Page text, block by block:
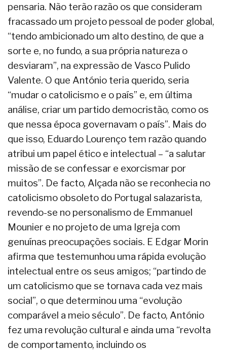
pensaria. Não terão razão os que consideram
fracassado um projeto pessoal de poder global,
“tendo ambicionado um alto destino, de que a
sorte e, no fundo, a sua própria natureza o
desviaram”, na expressão de Vasco Pulido
Valente. O que António teria querido, seria
“mudar o catolicismo e o país” e, em última
análise, criar um partido democristão, como os
que nessa época governavam o país”. Mais do
que isso, Eduardo Lourenço tem razão quando
atribui um papel ético e intelectual – “a salutar
missão de se confessar e exorcismar por
muitos”. De facto, Alçada não se reconhecia no
catolicismo obsoleto do Portugal salazarista,
revendo-se no personalismo de Emmanuel
Mounier e no projeto de uma Igreja com
genuínas preocupações sociais. E Edgar Morin
afirma que testemunhou uma rápida evolução
intelectual entre os seus amigos; “partindo de
um catolicismo que se tornava cada vez mais
social”, o que determinou uma “evolução
comparável a meio século”. De facto, António
fez uma revolução cultural e ainda uma “revolta
de comportamento, incluindo os